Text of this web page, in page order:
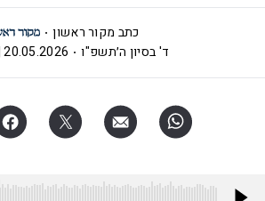
כתב מקור ראשון
ד' בסיון ה׳תשפ"ו
20.05.2026 | 16:31